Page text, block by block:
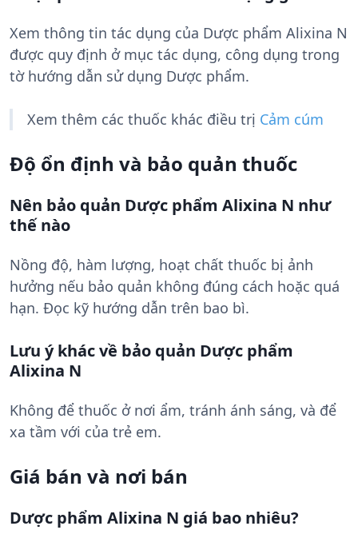
Xem thông tin tác dụng của Dược phẩm Alixina N
được quy định ở mục tác dụng, công dụng trong
tờ hướng dẫn sử dụng Dược phẩm.
Xem thêm các thuốc khác điều trị Cảm cúm
Độ ổn định và bảo quản thuốc
Nên bảo quản Dược phẩm Alixina N như
thế nào
Nồng độ, hàm lượng, hoạt chất thuốc bị ảnh
hưởng nếu bảo quản không đúng cách hoặc quá
hạn. Đọc kỹ hướng dẫn trên bao bì.
Lưu ý khác về bảo quản Dược phẩm
Alixina N
Không để thuốc ở nơi ẩm, tránh ánh sáng, và để
xa tầm với của trẻ em.
Giá bán và nơi bán
Dược phẩm Alixina N giá bao nhiêu?